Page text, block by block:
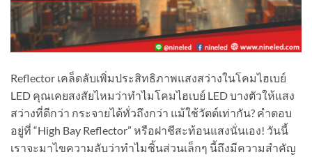
Reflector เคล็ดลับเพิ่มประสิทธิภาพแสงสว่างในโคมไฮเบย์
LED คุณเคยสงสัยไหมว่าทำไมโคมไฮเบย์ LED บางตัวให้แสง
สว่างที่ดีกว่า กระจายได้ทั่วถึงกว่า แม้ใช้วัตต์เท่ากัน? คำตอบ
อยู่ที่ “High Bay Reflector” หรือฝาชีสะท้อนแสงนั่นเอง! วันนี้
เราจะมาไขความลับว่าทำไมชิ้นส่วนเล็กๆ นี้ถึงมีความสำคัญ